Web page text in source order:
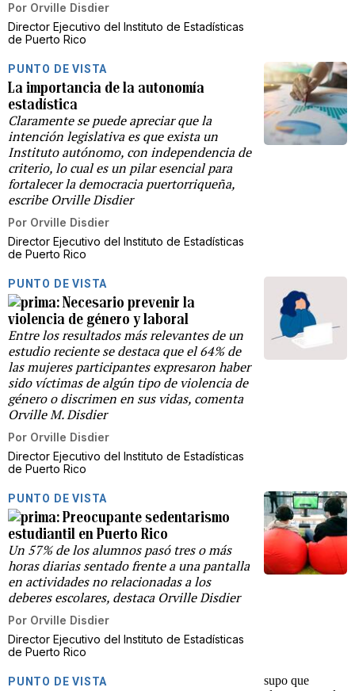
Por Orville Disdier
Director Ejecutivo del Instituto de Estadísticas
de Puerto Rico
PUNTO DE VISTA
La importancia de la autonomía
estadística
Claramente se puede apreciar que la
intención legislativa es que exista un
Instituto autónomo, con independencia de
criterio, lo cual es un pilar esencial para
fortalecer la democracia puertorriqueña,
escribe Orville Disdier
Por Orville Disdier
Director Ejecutivo del Instituto de Estadísticas
de Puerto Rico
PUNTO DE VISTA
Necesario prevenir la
violencia de género y laboral
Entre los resultados más relevantes de un
estudio reciente se destaca que el 64% de
las mujeres participantes expresaron haber
sido víctimas de algún tipo de violencia de
género o discrimen en sus vidas, comenta
Orville M. Disdier
Por Orville Disdier
Director Ejecutivo del Instituto de Estadísticas
de Puerto Rico
PUNTO DE VISTA
Preocupante sedentarismo
estudiantil en Puerto Rico
Un 57% de los alumnos pasó tres o más
horas diarias sentado frente a una pantalla
en actividades no relacionadas a los
deberes escolares, destaca Orville Disdier
Por Orville Disdier
Director Ejecutivo del Instituto de Estadísticas
de Puerto Rico
PUNTO DE VISTA